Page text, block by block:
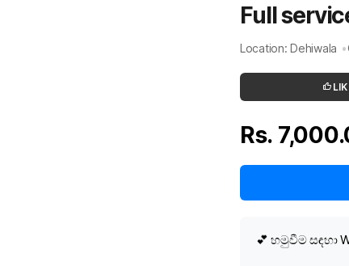
Full
Location: Dehiwala
Rs.
💕 හමුවීම සඳහා